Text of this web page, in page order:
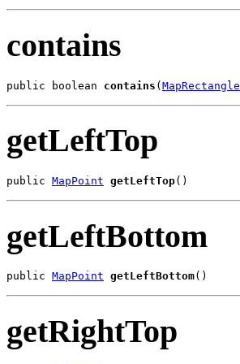
contains
public boolean contains (MapRectangle
getLeftTop
public MapPoint getLeftTop()
getLeftBottom
public MapPoint getLeftBottom()
getRightTop